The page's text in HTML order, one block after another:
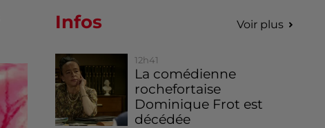
Infos Voir plus
12h41
La comédienne
rochefortaise
Dominique Frot est
décédée